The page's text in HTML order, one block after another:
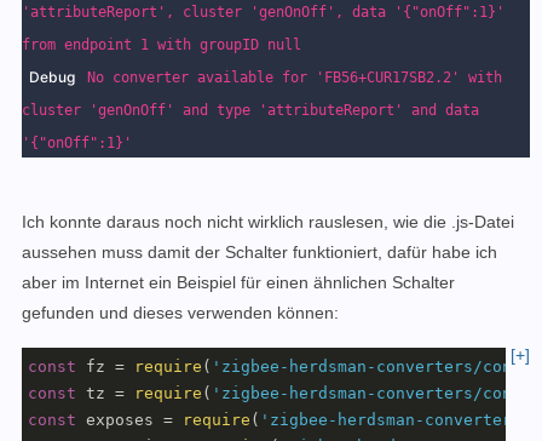
'attributeReport', cluster 'genOnOff', data '{"onOff":1}'
from endpoint 1 with groupID null
Debug
No converter available for 'FB56+CUR17SB2.2' with
cluster 'genOnOff' and type 'attributeReport' and data
'{"onOff":1}'
Ich konnte daraus noch nicht wirklich rauslesen, wie die .js-Datei
aussehen muss damit der Schalter funktioniert, dafür habe ich
aber im Internet ein Beispiel für einen ähnlichen Schalter
gefunden und dieses verwenden können:
[+]
const fz = require ( 'zigbee-herdsman-converters/
const tz = require ( 'zigbee-herdsman-converters/
const exposes = require ( 'zigbee-herdsman-